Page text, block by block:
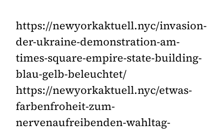
https://newyorkaktuell.nyc/invasion-
der-ukraine-demonstration-am-
times-square-empire-state-building-
blau-gelb-beleuchtet/
https://newyorkaktuell.nyc/etwas-
farbenfroheit-zum-
nervenaufreibenden-wahltag-